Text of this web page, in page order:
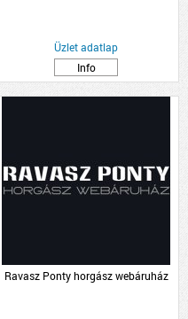
Üzlet adatlap
Info
Ravasz Ponty horgász webáruház